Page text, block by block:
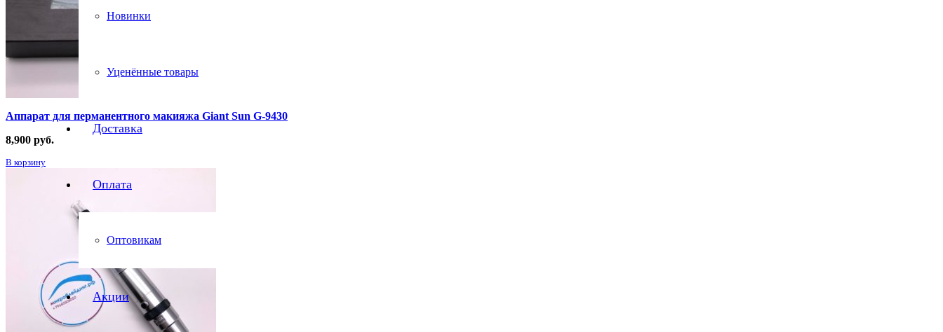
Новинки
Уценённые товары
Доставка
Оплата
Оптовикам
Акции
Аппарат для перманентного макияжа Giant Sun G-9430
8,900 руб.
В корзину